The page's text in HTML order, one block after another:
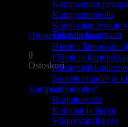
Ostoskori on tyhjä.
Takaisin kauppaan
0
Ostoskori
Kampaamon
Kampaamopeilit
Kampaajan
Hiustenhoitolaitteet
Hiusten
Föönit ja
Suoristusraudat ja
Kampaamotuotteet
Harjoituspäät
Kammat ja harjat
Värjäystarvikkeet